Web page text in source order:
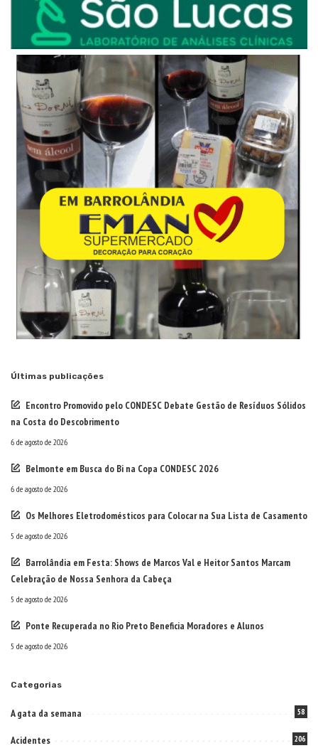
Últimas publicações
Encontro Promovido pelo CONDESC Debate Gestão de Resíduos Sólidos
na Costa do Descobrimento
6 de agosto de 2026
Belmonte em Busca do Bi na Copa CONDESC 2026
6 de agosto de 2026
Os Melhores Eletrodomésticos para Colocar na Sua Lista de Casamento
5 de agosto de 2026
Barrolândia em Festa: Shows de Marcos Val e Heitor Santos Marcam
Celebração de Nossa Senhora da Cabeça
5 de agosto de 2026
Ponte Recuperada no Rio Preto Beneficia Moradores e Alunos
5 de agosto de 2026
Categorias
A gata da semana 58
Acidentes 206